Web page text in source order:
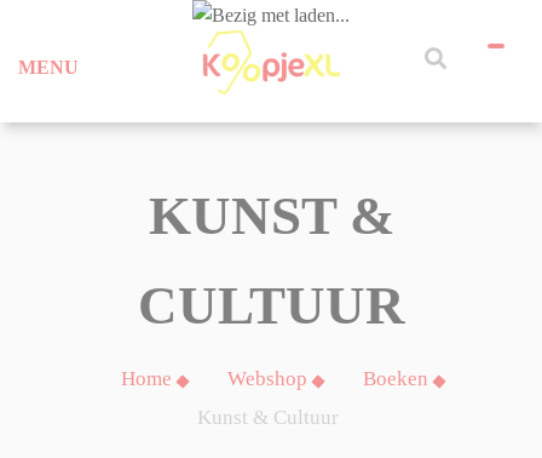
MENU
KUNST &
CULTUUR
Home Webshop
Boeken
Kunst & Cultuur